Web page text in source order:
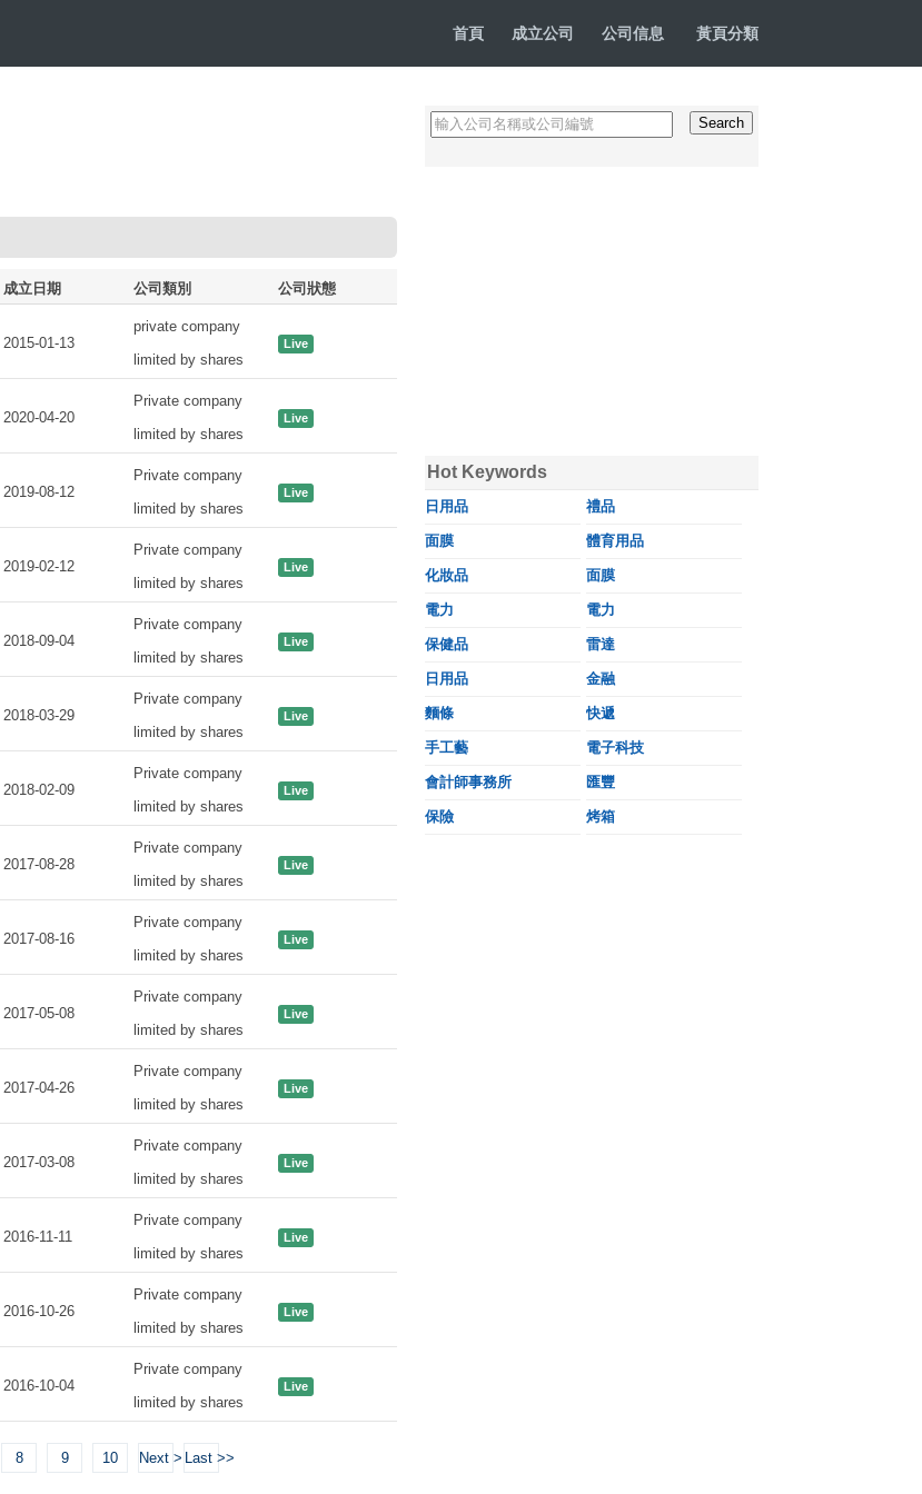
首頁 成立公司 公司信息 黃頁分類
成立日期 公司類別 公司狀態
2015-01-13
private company
limited by shares
Live
2020-04-20
Private company
limited by shares
Live
2019-08-12
Private company
limited by shares
Live
2019-02-12
Private company
limited by shares
Live
2018-09-04
Private company
limited by shares
Live
2018-03-29
Private company
limited by shares
Live
2018-02-09
Private company
limited by shares
Live
2017-08-28
Private company
limited by shares
Live
2017-08-16
Private company
limited by shares
Live
2017-05-08
Private company
limited by shares
Live
2017-04-26
Private company
limited by shares
Live
2017-03-08
Private company
limited by shares
Live
2016-11-11
Private company
limited by shares
Live
2016-10-26
Private company
limited by shares
Live
2016-10-04
Private company
limited by shares
Live
8 9 10 Next > Last >>
Hot Keywords
日用品 禮品
面膜 體育用品
化妝品 面膜
電力 電力
保健品 雷達
日用品 金融
麵條 快遞
手工藝 電子科技
會計師事務所 匯豐
保險 烤箱